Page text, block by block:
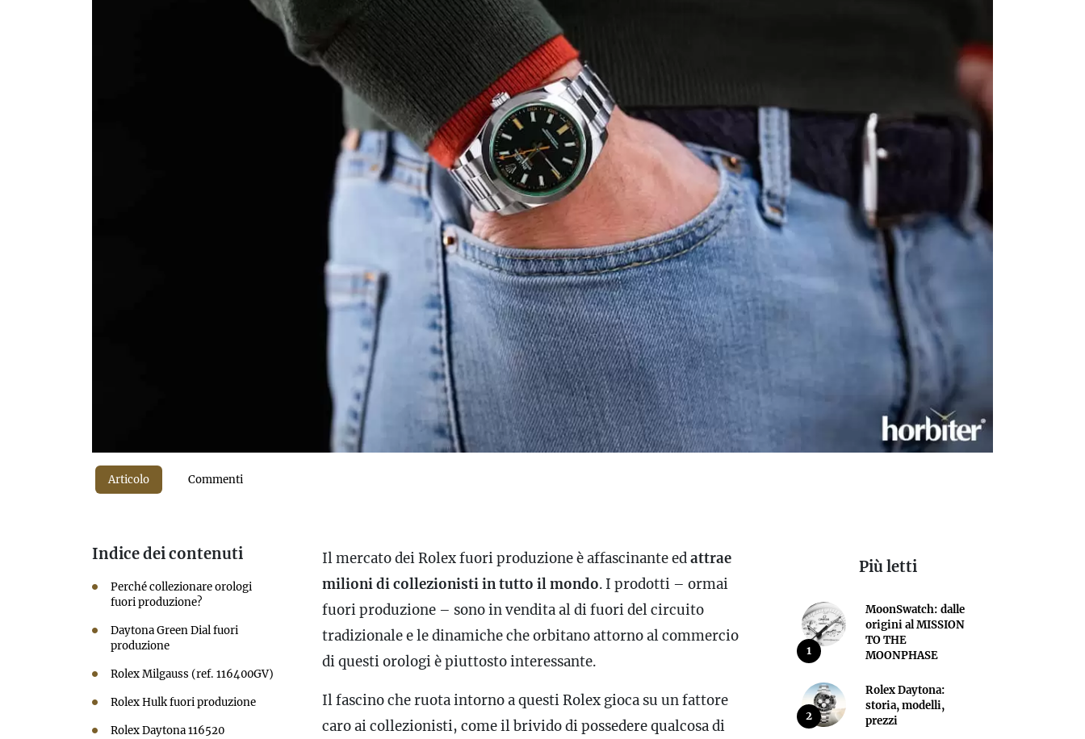
Articolo Commenti
Indice dei contenuti
Perché collezionare orologi
fuori produzione?
Daytona Green Dial fuori
produzione
Rolex Milgauss (ref. 116400GV)
Rolex Hulk fuori produzione
Rolex Daytona 116520
Il mercato dei Rolex fuori produzione è affascinante edattrae
milioni di collezionisti in tutto il mondo. I prodotti – ormai
fuori produzione – sono in vendita al di fuori del circuito
tradizionale e le dinamiche che orbitano attorno al commercio
di questi orologi è piuttosto interessante.
Il fascino che ruota intorno a questi Rolex gioca su un fattore
caro ai collezionisti, come il brivido di possedere qualcosa di
Più letti
1
MoonSwatch: dalle
origini al MISSION
TO THE
MOONPHASE
2
Rolex Daytona:
storia, modelli,
prezzi